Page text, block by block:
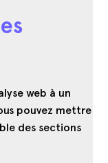
web à un
pouvez mettre
des sections